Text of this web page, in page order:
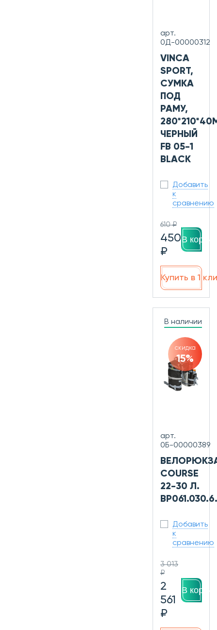
арт.
0Д-00000312
VINCA
SPORT,
СУМКА
ПОД
РАМУ,
ЧЕРНЫЙ
FB 05-1
BLACK
Добавить
к
сравнению
610 ₽
450
₽
В
Купить в 1
В наличии
скидка
15%
арт.
0Б-00000389
COURSE
22-30 Л.
Добавить
к
сравнению
3 013
₽
2
561
₽
В